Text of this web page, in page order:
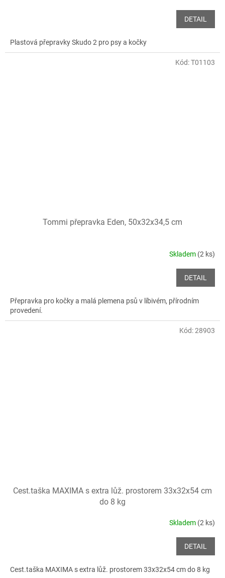
DETAIL
Plastová přepravky Skudo 2 pro psy a kočky
Tommi přepravka Eden, 50x32x34,5 cm
Skladem (2 ks)
DETAIL
Přepravka pro kočky a malá plemena psů v líbivém, přírodním
provedení.
Kód:T01103
Cest.taška MAXIMA s extra lůž. prostorem 33x32x54 cm
do 8 kg
Skladem (2 ks)
DETAIL
Cest.taška MAXIMA s extra lůž. prostorem 33x32x54 cm do 8 kg
Kód:28903